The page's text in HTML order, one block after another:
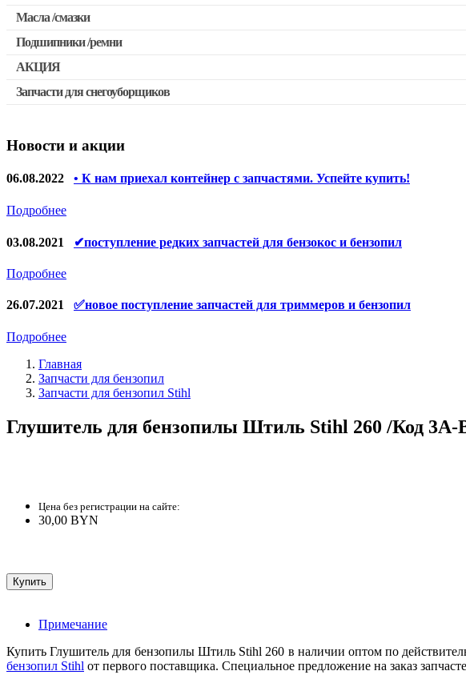
Двигатели, редукторы для шуруповертов
Патроны для шуруповертов / перфораторов
Выключатели, переключатели
Запчасти для перфораторов и отбойных молотков
Запчасти для электроинструмента другие
Конденсаторы
Якоря, статоры
Ремни для электроинструмента
Масла /смазки
Подшипники /ремни
АКЦИЯ
Скидка 50%
Запчасти для снегоуборщиков
Новости и акции
06.08.2022 • К нам приехал контейнер с запчастями. Успейте купить!
Подробнее
03.08.2021 ✔поступление редких запчастей для бензокос и бензопил
Подробнее
26.07.2021 ✅новое поступление запчастей для триммеров и бензопил
Подробнее
Главная
Запчасти для бензопил
Запчасти для бензопил Stihl
Глушитель для бензопилы Штиль Stihl 260 /Код 3A-
Цена без регистрации на сайте:
30,00 BYN
Примечание
Купить Глушитель для бензопилы Штиль Stihl 260 в наличии оптом по
бензопил Stihl от первого поставщика. Специальное предложение на заказ